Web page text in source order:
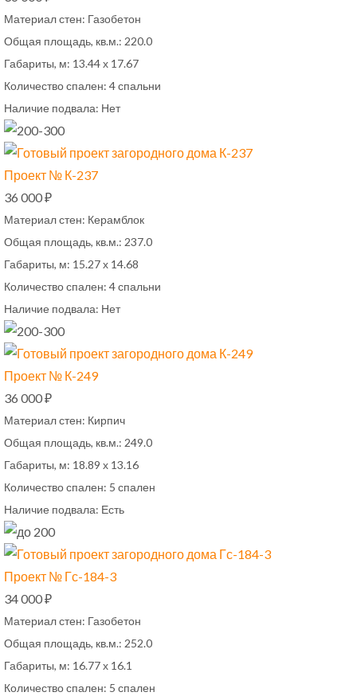
Материал стен: Газобетон
Общая площадь, кв.м.: 220.0
Габариты, м: 13.44 х 17.67
Количество спален: 4 спальни
Наличие подвала: Нет
Проект № К-237
36 000 ₽
Материал стен: Керамблок
Общая площадь, кв.м.: 237.0
Габариты, м: 15.27 х 14.68
Количество спален: 4 спальни
Наличие подвала: Нет
Проект № К-249
36 000 ₽
Материал стен: Кирпич
Общая площадь, кв.м.: 249.0
Габариты, м: 18.89 х 13.16
Количество спален: 5 спален
Наличие подвала: Есть
Проект № Гс-184-3
34 000 ₽
Материал стен: Газобетон
Общая площадь, кв.м.: 252.0
Габариты, м: 16.77 х 16.1
Количество спален: 5 спален